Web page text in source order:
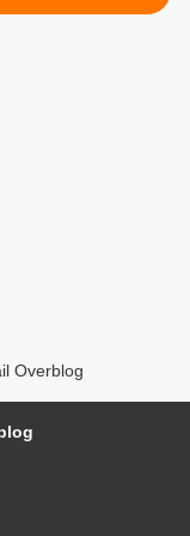
Ioverno >
Overblog